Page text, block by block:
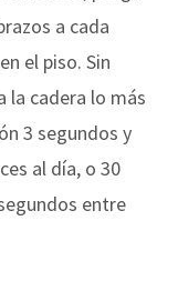
a cada
el piso. Sin
la cadera lo más
3 segundos y
al día, o 30
entre